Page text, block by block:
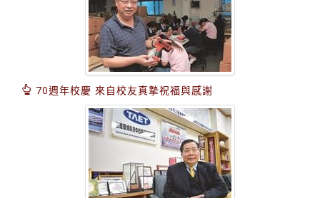
70週年校慶 來自校友真摯祝福與感謝